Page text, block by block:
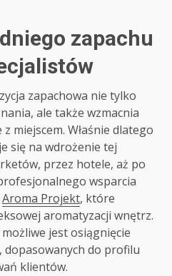
zapachu
zapachowa nie tylko
ale także wzmacnia
miejscem. Właśnie dlatego
się na wdrożenie tej
przez hotele, aż po
wsparcia
Aroma Projekt, które
aromatyzacji wnętrz.
jest osiągnięcie
do profilu
klientów.